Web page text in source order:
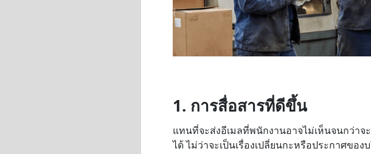
1. การสื่อสารที่ดีขึ้น
แทนที่จะส่งอีเมลที่พนักงานอาจไม่เห็นจนกว่า
ได้ ไม่ว่าจะเป็นเรื่องเปลี่ยนกะหรือประกาศขอ